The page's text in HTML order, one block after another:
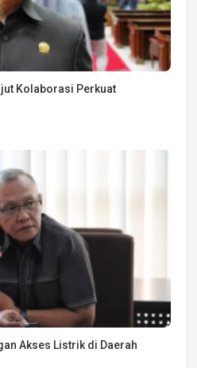
Kolaborasi Perkuat
Akses Listrik di Daerah